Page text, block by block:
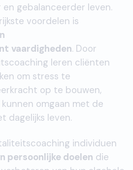
gebalanceerder leven.
voordelen is
vaardigheden. Door
leren cliënten
om stress te
op te bouwen,
omgaan met de
dagelijks leven.
individuen
persoonlijke doelen die